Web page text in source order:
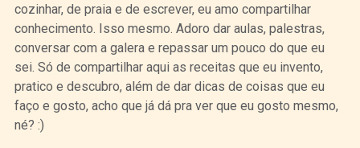
cozinhar, de praia e de escrever, eu amo compartilhar
conhecimento. Isso mesmo. Adoro dar aulas, palestras,
conversar com a galera e repassar um pouco do que eu
sei. Só de compartilhar aqui as receitas que eu invento,
pratico e descubro, além de dar dicas de coisas que eu
faço e gosto, acho que já dá pra ver que eu gosto mesmo,
né? :)